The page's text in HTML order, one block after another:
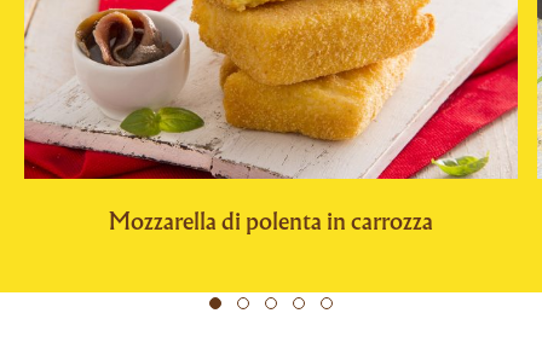
Mozzarella di polenta in carrozza